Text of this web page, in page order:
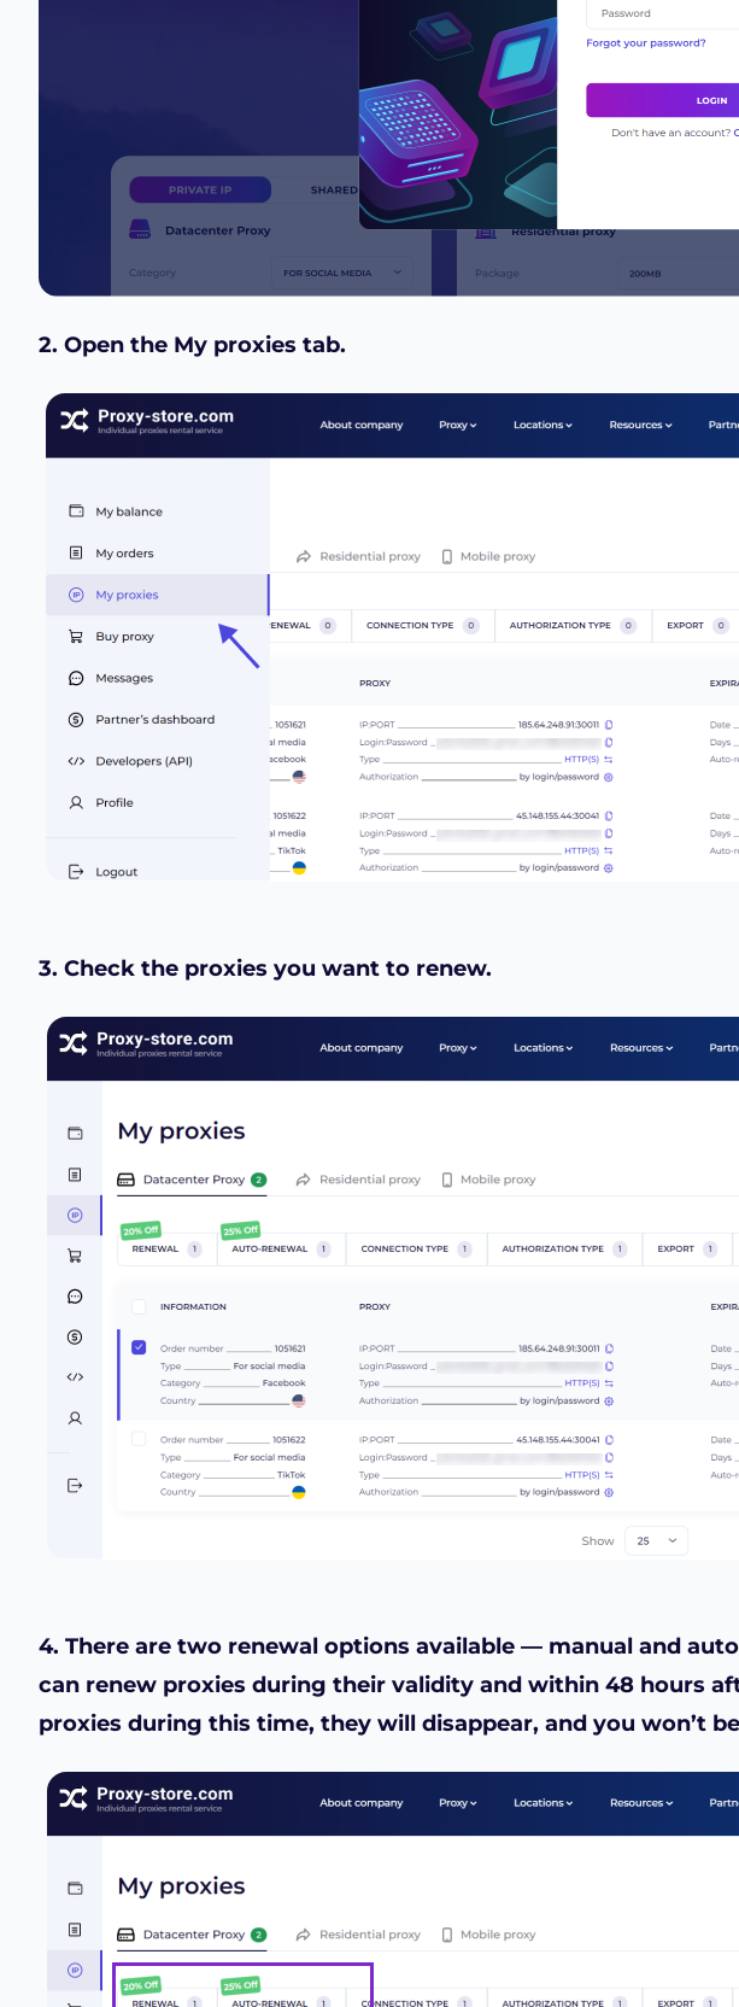
2. Open the My proxies tab.
3. Check the proxies you want to renew.
4. There are two renewal options available — manual and
can renew proxies during their validity and within 48 hours
proxies during this time, they will disappear, and you won’t